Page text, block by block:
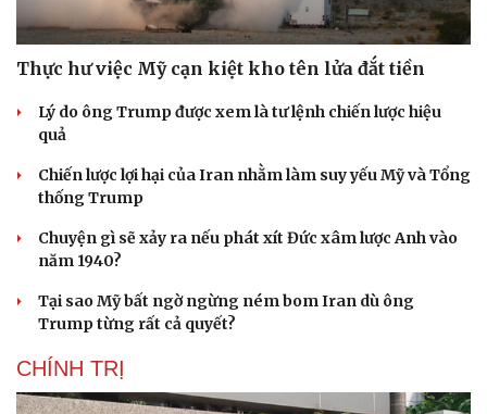
Thực hư việc Mỹ cạn kiệt kho tên lửa đắt tiền
Lý do ông Trump được xem là tư lệnh chiến lược hiệu
quả
Chiến lược lợi hại của Iran nhằm làm suy yếu Mỹ và Tổng
thống Trump
Chuyện gì sẽ xảy ra nếu phát xít Đức xâm lược Anh vào
năm 1940?
Tại sao Mỹ bất ngờ ngừng ném bom Iran dù ông
Trump từng rất cả quyết?
CHÍNH TRỊ